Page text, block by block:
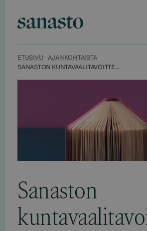
sisältöön
ETUSIVU
AJANKOHTAISTA
SANASTON KUNTAVAALITAVOITTEET
Sanaston